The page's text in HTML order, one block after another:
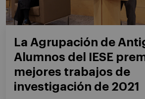
La Agrupación de
Alumnos del IESE
mejores trabajos de
investigación de 2021